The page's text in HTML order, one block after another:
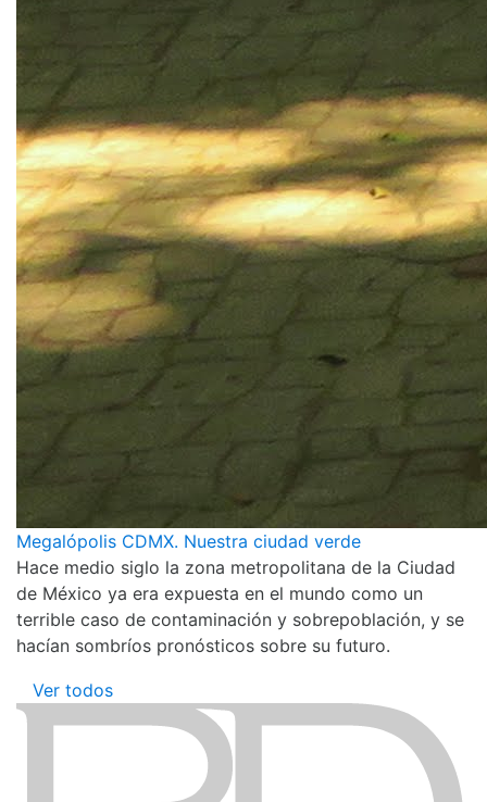
Megalópolis CDMX. Nuestra ciudad verde
Hace medio siglo la zona metropolitana de la Ciudad
de México ya era expuesta en el mundo como un
terrible caso de contaminación y sobrepoblación, y se
hacían sombríos pronósticos sobre su futuro.
Ver todos